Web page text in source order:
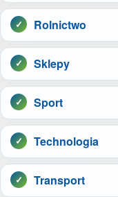
Rolnictwo
Sklepy
Sport
Technologia
Transport